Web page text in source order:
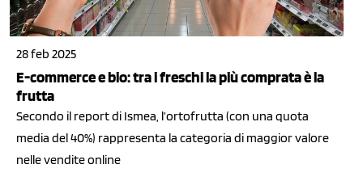
28 feb 2025
E-commerce e bio: tra i freschi la più comprata è la
frutta
Secondo il report di Ismea, l’ortofrutta (con una quota
media del 40%) rappresenta la categoria di maggior valore
nelle vendite online